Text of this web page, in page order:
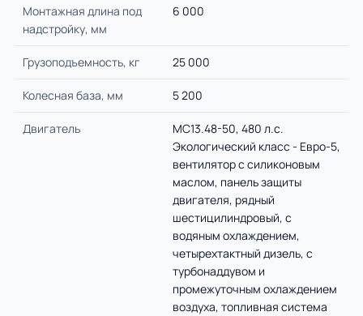
Монтажная длина под
надстройку, мм
6 000
Грузоподъемность, кг 25 000
Колесная база, мм 5 200
Двигатель
MC13.48-50, 480 л.с.
Экологический класс - Евро-5,
вентилятор с силиконовым
маслом, панель защиты
двигателя, рядный
шестицилиндровый, с
водяным охлаждением,
четырехтактный дизель, с
турбонаддувом и
промежуточным охлаждением
воздуха, топливная система